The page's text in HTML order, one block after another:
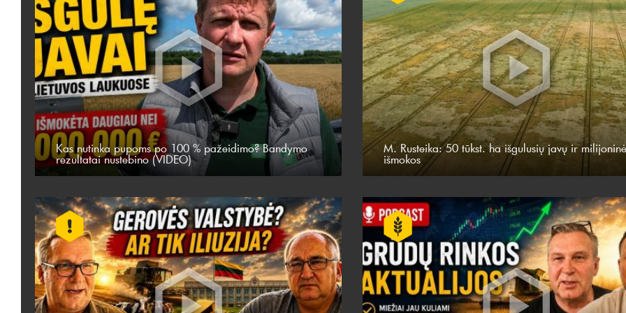
Kas nutinka pupoms po 100 % pažeidimo? Bandymo
rezultatai nustebino (VIDEO)
M. Rusteika: 50 tūkst. ha išgulusių javų ir
išmokos